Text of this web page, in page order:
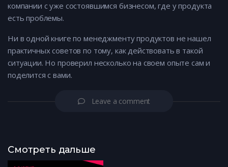
компании с уже состоявшимся бизнесом, где у продукта
есть проблемы.
Ни в одной книге по менеджменту продуктов не нашел
практичных советов по тому, как действовать в такой
ситуации. Но проверил несколько на своем опыте сам и
поделится с вами.
Leave a comment
Смотреть дальше